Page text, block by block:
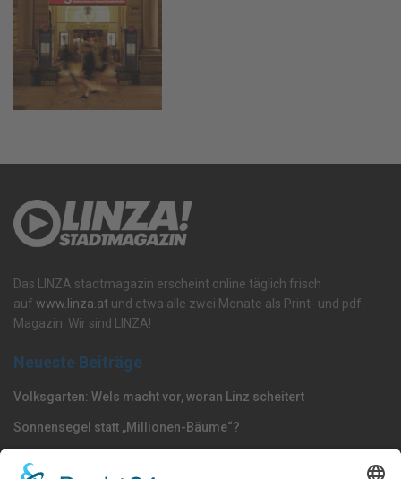
Das LINZA stadtmagazin erscheint online täglich frisch
auf www.linza.at und etwa alle zwei Monate als Print- und pdf-
Magazin. Wir sind LINZA!
Neueste Beiträge
Volksgarten: Wels macht vor, woran Linz scheitert
Sonnensegel statt „Millionen-Bäume“?